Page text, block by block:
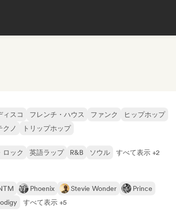
ィスコ フレンチ・ハウス ファンク
ヒップホップ
クノ
トリップホップ
ロック 英語ラップ R&B ソウル すべて表示 +2
Phoenix Stevie Wonder
Prince
すべて表示 +5